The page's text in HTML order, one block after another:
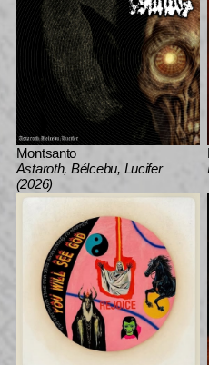
Montsanto
Astaroth, Bélcebu, Lucifer
(2026)